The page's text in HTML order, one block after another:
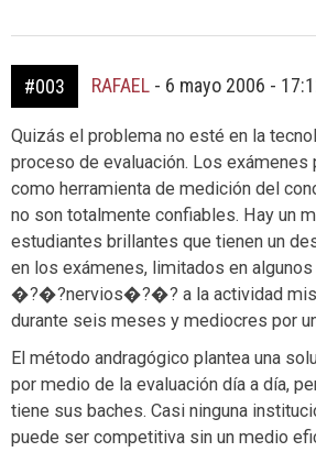
#003 RAFAEL - 6 mayo 2006 -
Quizás el problema no esté en la
proceso de evaluación. Los exámenes
como herramienta de medición del
no son totalmente confiables. Hay un
estudiantes brillantes que tienen un
en los exámenes, limitados en
�?�?nervios�?�? a la actividad
durante seis meses y mediocres por
El método andragógico plantea una
por medio de la evaluación día a día,
tiene sus baches. Casi ninguna
puede ser competitiva sin un medio